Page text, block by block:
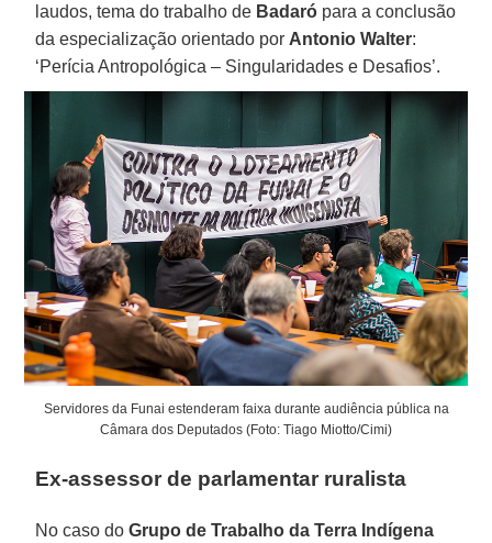
laudos, tema do trabalho de Badaró para a conclusão
da especialização orientado por Antonio Walter:
‘Perícia Antropológica – Singularidades e Desafios’.
Servidores da Funai estenderam faixa durante audiência pública na
Câmara dos Deputados (Foto: Tiago Miotto/Cimi)
Ex-assessor de parlamentar ruralista
No caso doGrupo de Trabalho da Terra Indígena